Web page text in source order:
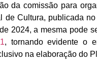
da comissão para
Cultura, publicada
2024, a mesma pode
, tornando evidente o
na elaboração do